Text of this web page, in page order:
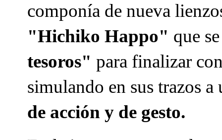
componía de nueva
"Hichiko Happo" que
tesoros" para finalizar
simulando en sus trazos
de acción y de gesto.